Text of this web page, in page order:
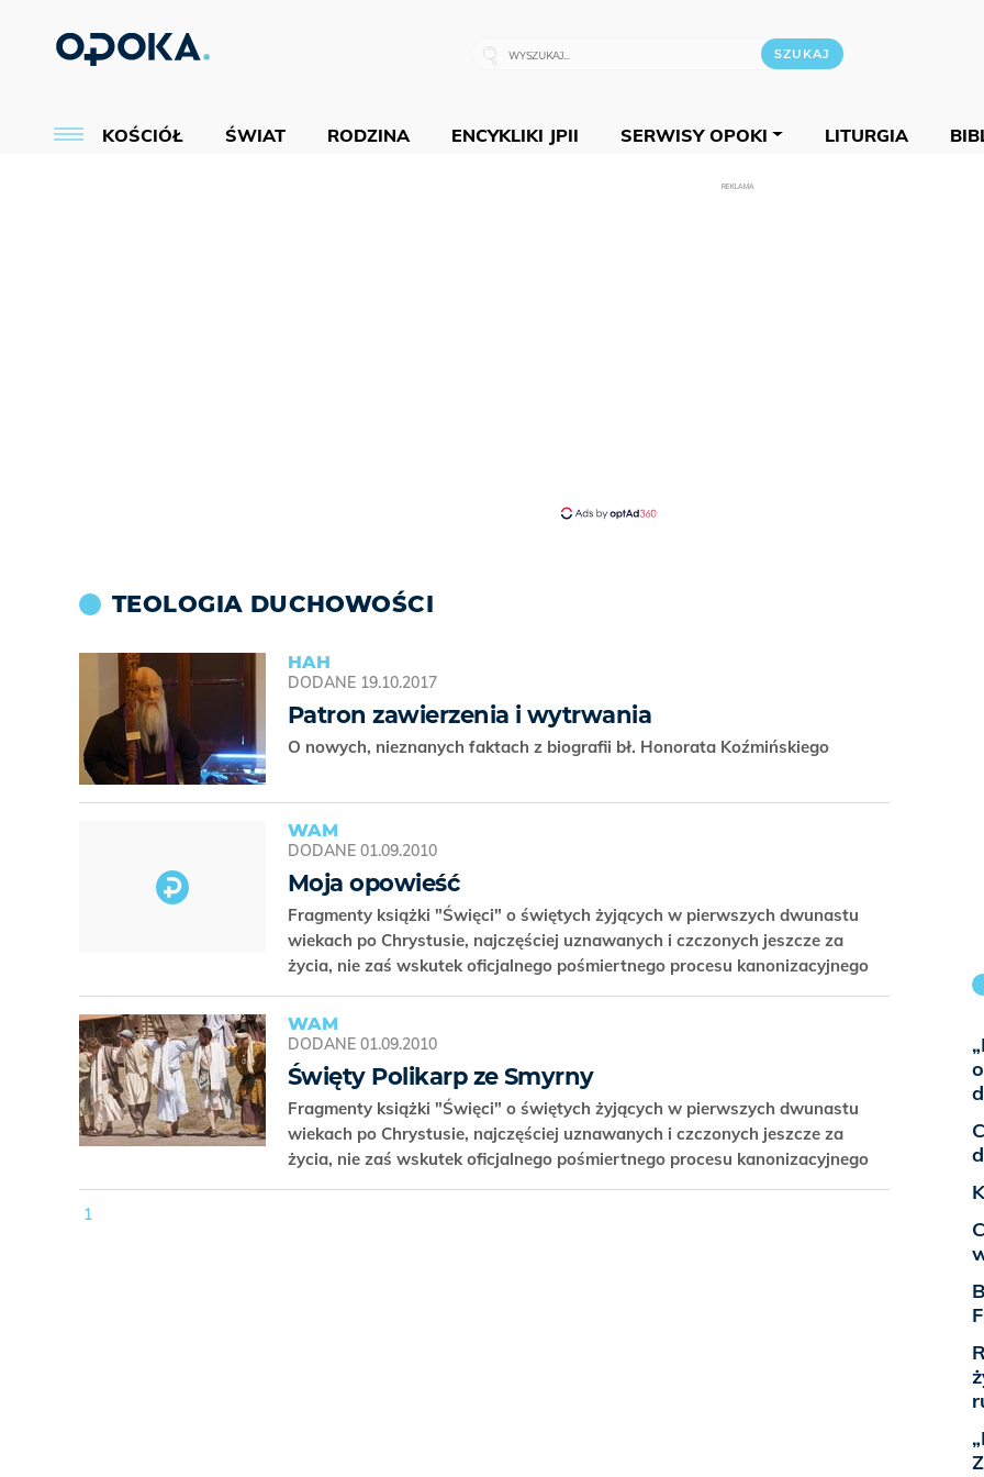
KOŚCIÓŁ ŚWIAT RODZINA ENCYKLIKI JPII SERWISY OPOKI LITURGIA
REKLAMA
TEOLOGIA DUCHOWOŚCI
HAH
DODANE 19.10.2017
Patron zawierzenia i wytrwania
O nowych, nieznanych faktach z biografii bł. Honorata Koźmińskiego
WAM
DODANE 01.09.2010
Moja opowieść
Fragmenty książki "Święci" o świętych żyjących w pierwszych dwunastu
wiekach po Chrystusie, najczęściej uznawanych i czczonych jeszcze za
życia, nie zaś wskutek oficjalnego pośmiertnego procesu kanonizacyjnego
WAM
DODANE 01.09.2010
Święty Polikarp ze Smyrny
Fragmenty książki "Święci" o świętych żyjących w pierwszych dwunastu
wiekach po Chrystusie, najczęściej uznawanych i czczonych jeszcze za
życia, nie zaś wskutek oficjalnego pośmiertnego procesu kanonizacyjnego
1